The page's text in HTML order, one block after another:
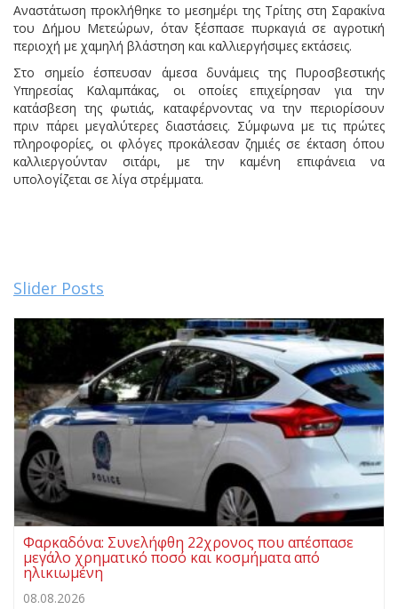
Αναστάτωση προκλήθηκε το μεσημέρι της Τρίτης στη Σαρακίνα
του Δήμου Μετεώρων, όταν ξέσπασε πυρκαγιά σε αγροτική
περιοχή με χαμηλή βλάστηση και καλλιεργήσιμες εκτάσεις.
Στο σημείο έσπευσαν άμεσα δυνάμεις της Πυροσβεστικής
Υπηρεσίας Καλαμπάκας, οι οποίες επιχείρησαν για την
κατάσβεση της φωτιάς, καταφέρνοντας να την περιορίσουν
πριν πάρει μεγαλύτερες διαστάσεις. Σύμφωνα με τις πρώτες
πληροφορίες, οι φλόγες προκάλεσαν ζημιές σε έκταση όπου
καλλιεργούνταν σιτάρι, με την καμένη επιφάνεια να
υπολογίζεται σε λίγα στρέμματα.
Slider Posts
Φαρκαδόνα: Συνελήφθη 22χρονος που απέσπασε
μεγάλο χρηματικό ποσό και κοσμήματα από
ηλικιωμένη
08.08.2026